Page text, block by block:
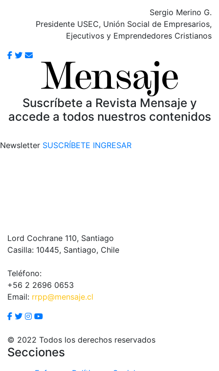
Sergio Merino G.
Presidente USEC, Unión Social de Empresarios,
Ejecutivos y Emprendedores Cristianos
Suscríbete a Revista Mensaje y
accede a todos nuestros contenidos
Newsletter SUSCRÍBETE INGRESAR
Lord Cochrane 110, Santiago
Casilla: 10445, Santiago, Chile
Teléfono:
+56 2 2696 0653
Email: rrpp@mensaje.cl
© 2022 Todos los derechos reservados
Secciones